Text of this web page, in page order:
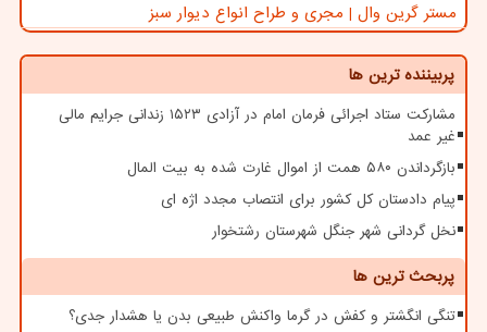
مستر گرین وال | مجری و طراح انواع دیوار سبز
پربیننده ترین ها
مشارکت ستاد اجرائی فرمان امام در آزادی ۱۵۲۳ زندانی جرایم مالی
غیر عمد
بازگرداندن ۵۸۰ همت از اموال غارت شده به بیت المال
پیام دادستان کل کشور برای انتصاب مجدد اژه ای
نخل گردانی شهر جنگل شهرستان رشتخوار
پربحث ترین ها
تنگی انگشتر و کفش در گرما واکنش طبیعی بدن یا هشدار جدی؟